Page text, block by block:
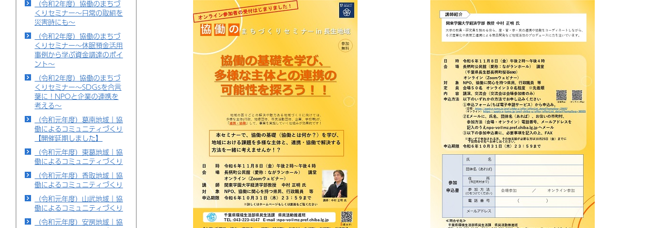
（令和2年度）協働のまちづ
くりセミナー～日常の取組を
災害時にも～
（令和2年度）協働のまちづ
くりセミナー～休眠預金活用
事例から学ぶ資金調達のポイ
ント～
（令和2年度）協働のまちづ
くりセミナー～SDGsを合言
葉に！NPOと企業の連携を
考える～
（令和元年度）葛南地域｜協
働によるコミュニティづくり
【開催延期しました】
（令和元年度）東葛地域｜協
働によるコミュニティづくり
（令和元年度）香取地域｜協
働によるコミュニティづくり
（令和元年度）山武地域｜協
働によるコミュニティづくり
（令和元年度）安房地域｜協